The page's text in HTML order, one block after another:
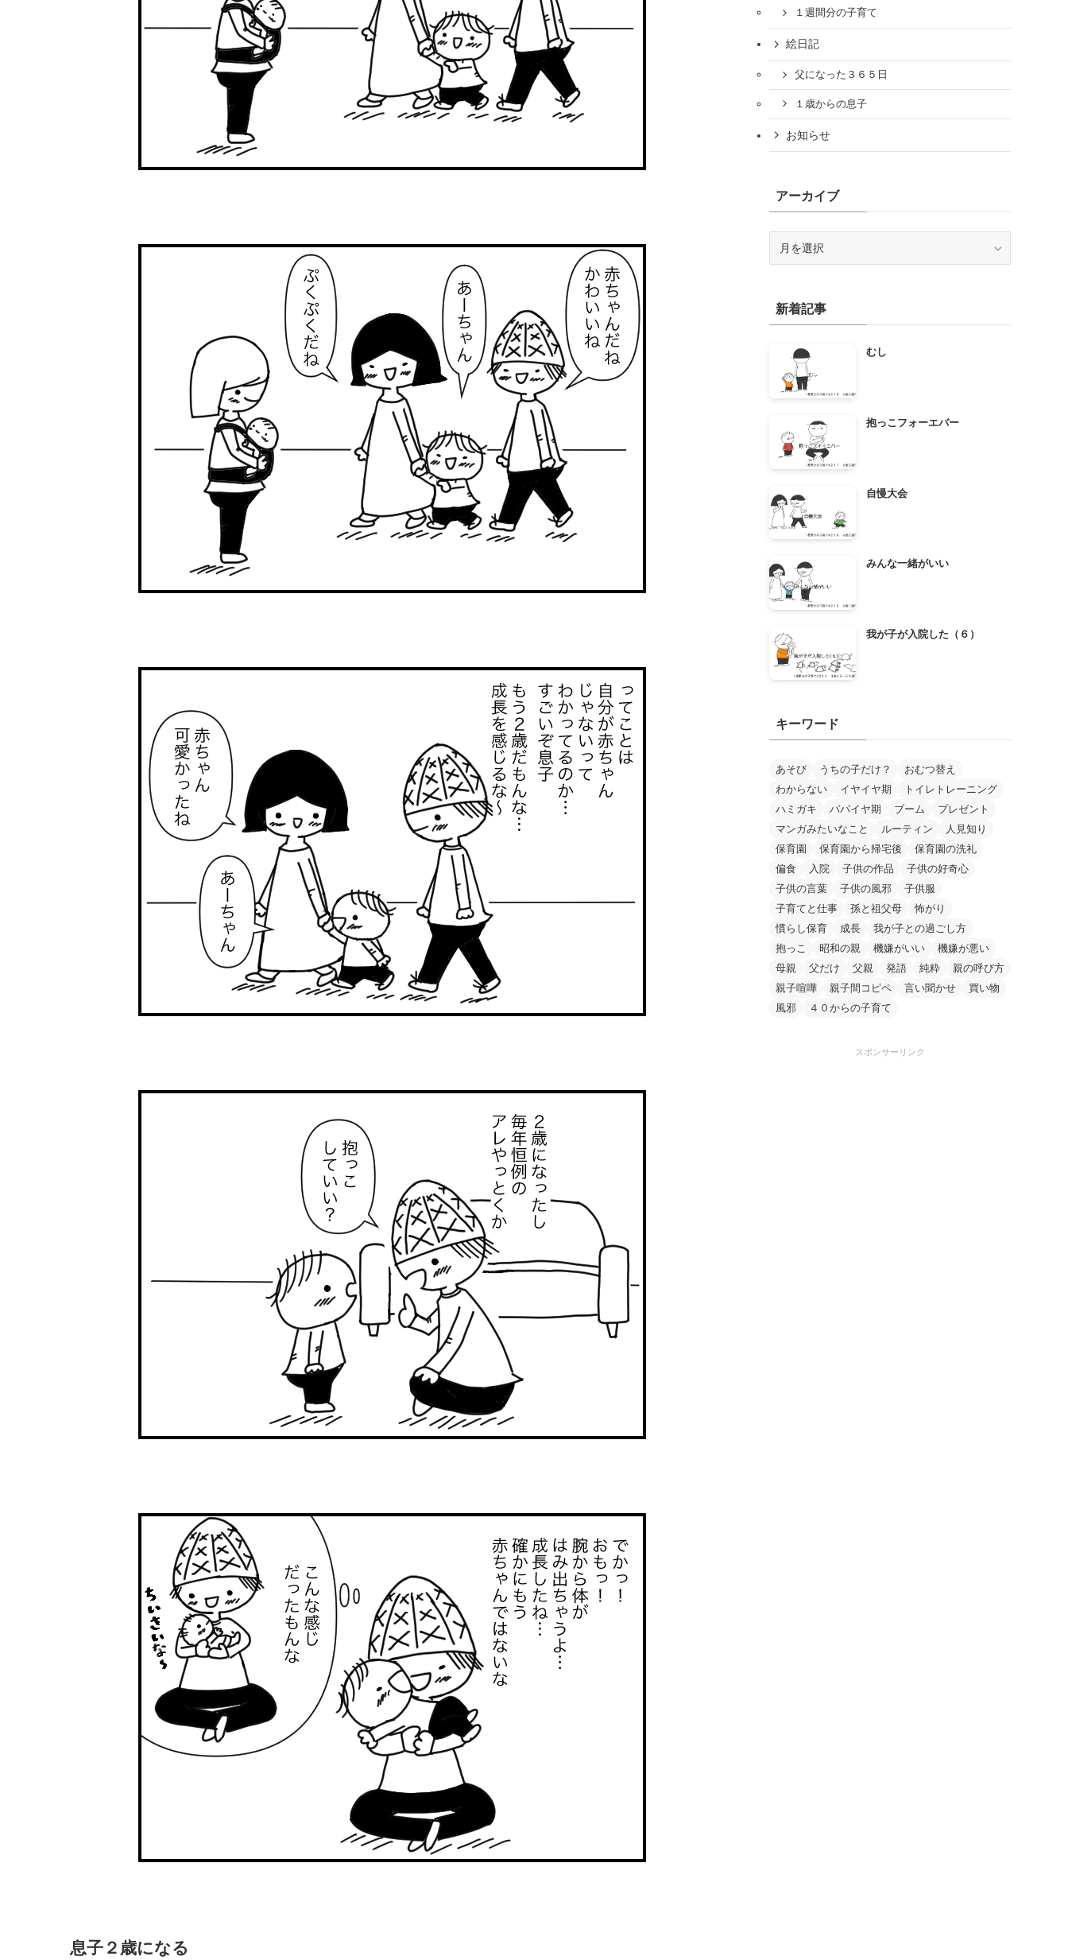
息子２歳になる
１週間分の子育て
絵日記
父になった３６５日
１歳からの息子
お知らせ
アーカイブ
ブ新着記事
むし
抱っこフォーエバー
自慢大会
みんな一緒がいい
我が子が入院した（６）
キーワード
あそび うちの子だけ？
おむつ替え
わからない
イヤイヤ期
トイレトレーニング
ハミガキ
パパイヤ期 ブーム
プレゼント
マンガみたいなこと
ルーティン
人見知り
保育園
保育園から帰宅後
保育園の洗礼
偏食
入院 子供の作品
子供の好奇心
子供の言葉
子供の風邪
子供服
子育てと仕事
孫と祖父母
怖がり
慣らし保育
成長
我が子との過ごし方
抱っこ
昭和の親 機嫌がいい
機嫌が悪い
母親
父だけ 父親 発語 純粋
親の呼び方
親子喧嘩
親子間コピペ 言い聞かせ
買い物
風邪
４０からの子育て
スポンサーリンク